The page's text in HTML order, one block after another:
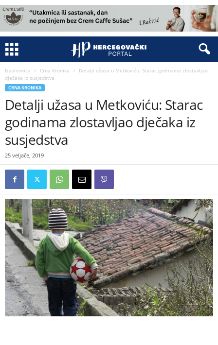
Naslovnica Crna Kronika
Detalji užasa u Metkoviću: Starac godinama zlostavljao
dječaka iz susjedstva
CRNA KRONIKA
Detalji užasa u Metkoviću: Starac
godinama zlostavljao dječaka iz
susjedstva
25 veljače, 2019